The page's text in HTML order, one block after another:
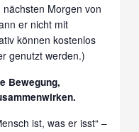
Morgen von
er nicht mit
können kostenlos
genutzt werden.)
Bewegung,
ist, was er isst“ –